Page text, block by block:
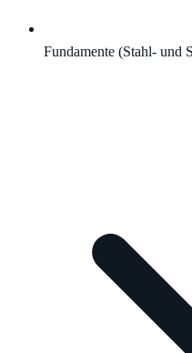
Fundamente (Stahl- und